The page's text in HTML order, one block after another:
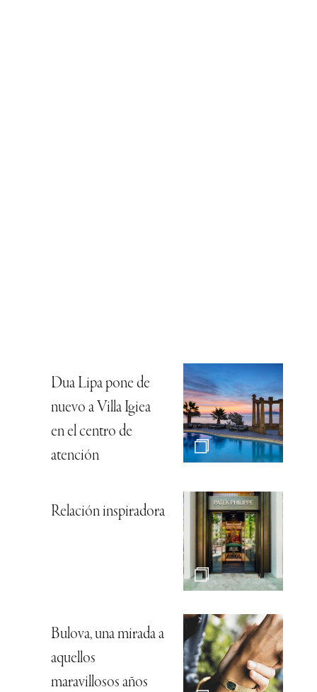
Dua Lipa pone de
nuevo a Villa Igiea
en el centro de
atención
Relación inspiradora
Bulova, una mirada a
aquellos
maravillosos años